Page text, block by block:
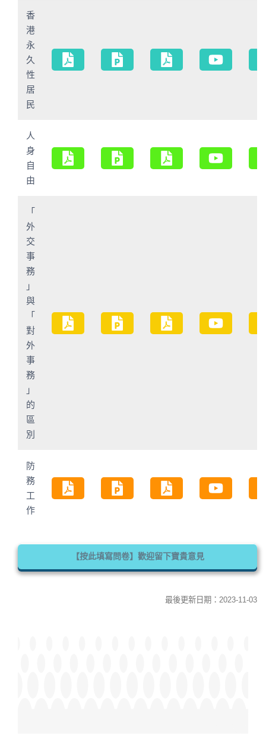
香
港
永
久
性
居
民
人
身
自
由
「
外
交
事
務
」
與
「
對
外
事
務
」
的
區
別
防
務
工
作
【按此填寫問卷】歡迎留下寶貴意見
最後更新日期：2023-11-03